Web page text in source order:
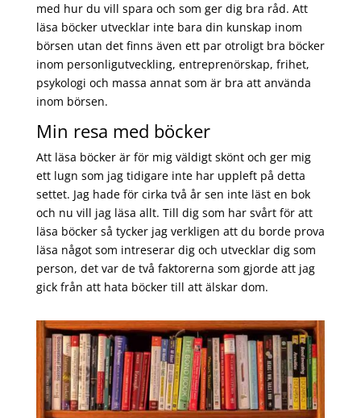
med hur du vill spara och som ger dig bra råd. Att
läsa böcker utvecklar inte bara din kunskap inom
börsen utan det finns även ett par otroligt bra böcker
inom personligutveckling, entreprenörskap, frihet,
psykologi och massa annat som är bra att använda
inom börsen.
Min resa med böcker
Att läsa böcker är för mig väldigt skönt och ger mig
ett lugn som jag tidigare inte har uppleft på detta
settet. Jag hade för cirka två år sen inte läst en bok
och nu vill jag läsa allt. Till dig som har svårt för att
läsa böcker så tycker jag verkligen att du borde prova
läsa något som intreserar dig och utvecklar dig som
person, det var de två faktorerna som gjorde att jag
gick från att hata böcker till att älskar dom.